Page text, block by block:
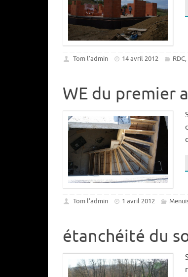
Tom l'admin 14 avril 2012 RDC,
WE du premier
Tom l'admin 1 avril 2012
étanchéité du